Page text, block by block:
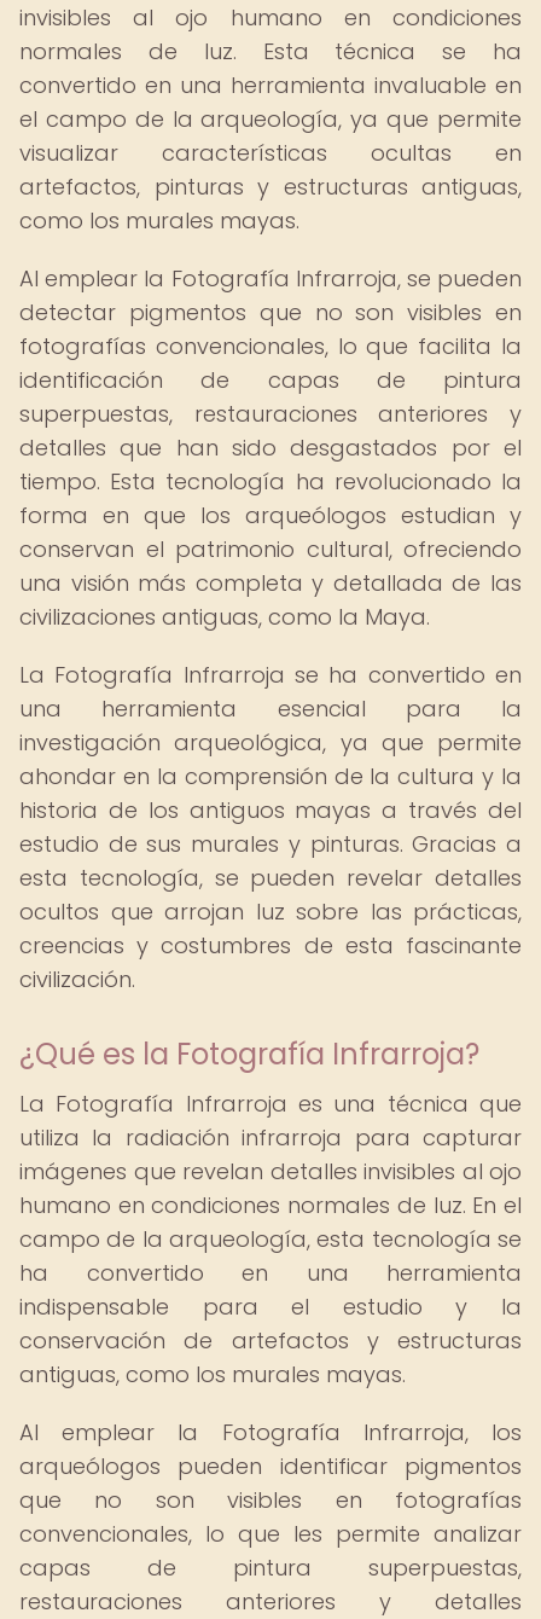
invisibles al ojo humano en condiciones
normales de luz. Esta técnica se ha
convertido en una herramienta invaluable en
el campo de la arqueología, ya que permite
visualizar características ocultas en
artefactos, pinturas y estructuras antiguas,
como los murales mayas.
Al emplear la Fotografía Infrarroja, se pueden
detectar pigmentos que no son visibles en
fotografías convencionales, lo que facilita la
identificación de capas de pintura
superpuestas, restauraciones anteriores y
detalles que han sido desgastados por el
tiempo. Esta tecnología ha revolucionado la
forma en que los arqueólogos estudian y
conservan el patrimonio cultural, ofreciendo
una visión más completa y detallada de las
civilizaciones antiguas, como la Maya.
La Fotografía Infrarroja se ha convertido en
una herramienta esencial para la
investigación arqueológica, ya que permite
ahondar en la comprensión de la cultura y la
historia de los antiguos mayas a través del
estudio de sus murales y pinturas. Gracias a
esta tecnología, se pueden revelar detalles
ocultos que arrojan luz sobre las prácticas,
creencias y costumbres de esta fascinante
civilización.
¿Qué es la Fotografía Infrarroja?
La Fotografía Infrarroja es una técnica que
utiliza la radiación infrarroja para capturar
imágenes que revelan detalles invisibles al ojo
humano en condiciones normales de luz. En el
campo de la arqueología, esta tecnología se
ha convertido en una herramienta
indispensable para el estudio y la
conservación de artefactos y estructuras
antiguas, como los murales mayas.
Al emplear la Fotografía Infrarroja, los
arqueólogos pueden identificar pigmentos
que no son visibles en fotografías
convencionales, lo que les permite analizar
capas de pintura superpuestas,
restauraciones anteriores y detalles